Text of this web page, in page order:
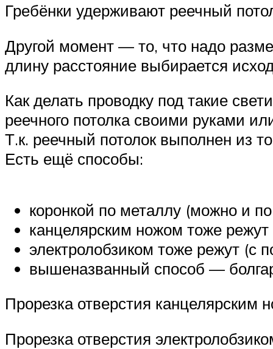
Гребёнки удерживают реечный
Другой момент — то, что надо
длину расстояние выбирается
Как делать проводку под такие
реечного потолка своими руками
Т.к. реечный потолок выполнен из
Есть ещё способы:
коронкой по металлу (можно и
канцелярским ножом тоже режут
электролобзиком тоже режут (с
вышеназванный способ —
Прорезка отверстия канцелярским
Прорезка отверстия